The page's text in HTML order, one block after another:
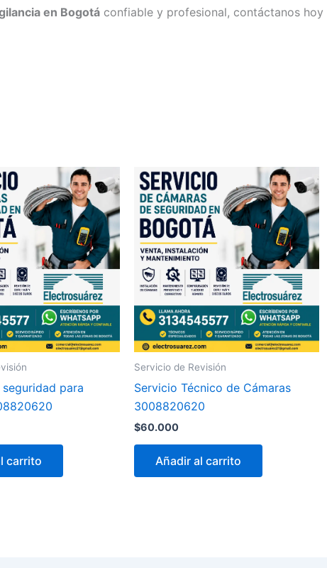
en Bogotá confiable y profesional, contáctanos
para
carrito
Servicio de Revisión
Servicio Técnico de Cámaras
3008820620
$60.000
Añadir al carrito